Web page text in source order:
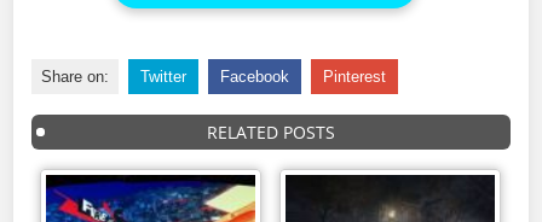
Share on: Twitter Facebook Pinterest
RELATED POSTS